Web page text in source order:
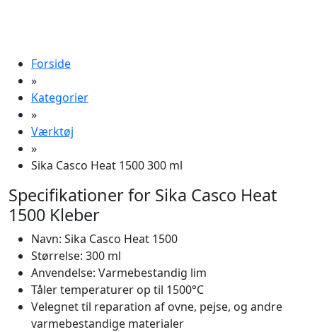
Forside
»
Kategorier
»
Værktøj
»
Sika Casco Heat 1500 300 ml
Specifikationer for Sika Casco Heat
1500 Kleber
Navn: Sika Casco Heat 1500
Størrelse: 300 ml
Anvendelse: Varmebestandig lim
Tåler temperaturer op til 1500°C
Velegnet til reparation af ovne, pejse, og andre
varmebestandige materialer